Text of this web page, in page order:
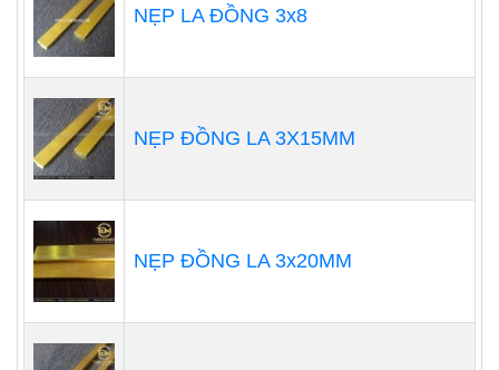
NẸP LA ĐỒNG 3x8
NẸP ĐỒNG LA 3X15MM
NẸP ĐỒNG LA 3x20MM